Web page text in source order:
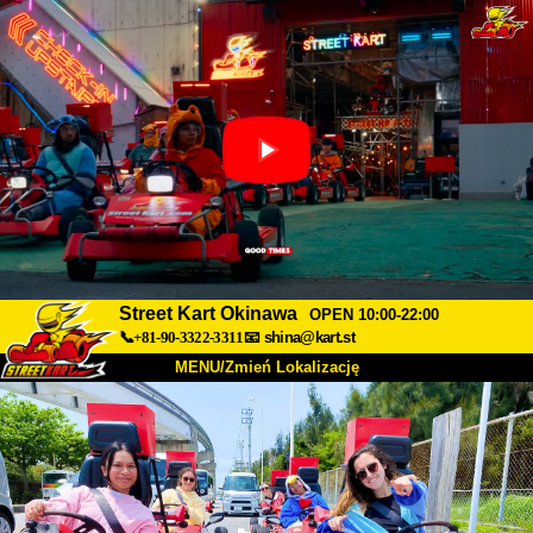
Street Kart Okinawa
OPEN 10:00-22:00
📞+81-90-3322-3311📧 shina@kart.st
MENU/Zmień Lokalizację
TOP
O nas Specyfikacja Cena
Dojazd Opinie FAQ